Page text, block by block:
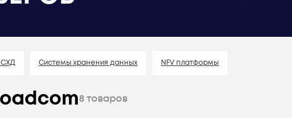
СХД Системы хранения данных NFV платформы
8товаров